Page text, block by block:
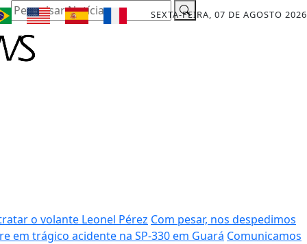
SEXTA-FEIRA, 07 DE AGOSTO 2026
Pesquisar Notícia
o volante Leonel Pérez Com pesar, nos despedimos
em trágico acidente na SP-330 em Guará Comunicamos